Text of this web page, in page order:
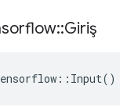
::Giriş
:: Input()